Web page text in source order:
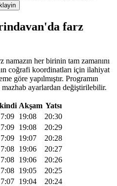
farz
her birinin tam zamanını
coğrafi koordinatları için ilahiyat
göre yapılmıştır. Programın
mazhab ayarlardan değiştirilebilir.
Akşam Yatsı
19:08
20:30
19:08
20:29
19:07
20:28
19:06
20:27
19:06
20:26
19:05
20:25
19:04
20:24